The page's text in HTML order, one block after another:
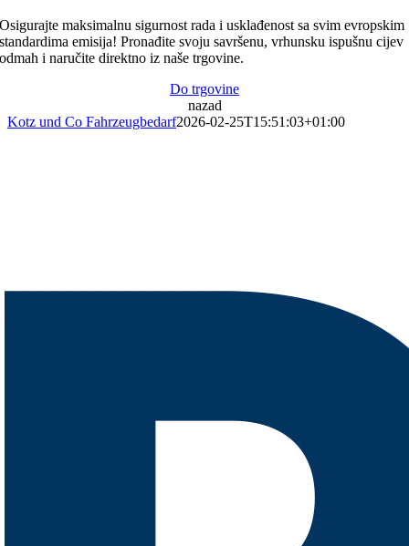
Osigurajte maksimalnu sigurnost rada i usklađenost sa svim evropskim
standardima emisija! Pronađite svoju savršenu, vrhunsku ispušnu cijev
odmah i naručite direktno iz naše trgovine.
Do trgovine
nazad
Kotz und Co Fahrzeugbedarf2026-02-25T15:51:03+01:00